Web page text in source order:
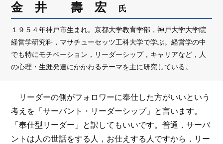
金 井 壽 宏 氏
１９５４年神戸市生まれ。京都大学教育学部，神戸大学大学院
経営学研究科，マサチューセッツ工科大学で学ぶ。経営学の中
でも特にモチベーション，リーダーシップ，キャリアなど，人
の心理・生涯発達にかかわるテーマを主に研究している。
リーダーの側がフォロワーに奉仕した方がいいという
考えを「サーバント・リーダーシップ」と言います。
「奉仕型リーダー」と訳してもいいです。普通，サーバ
ントは人の世話をする人，お仕えする人ですから，リー